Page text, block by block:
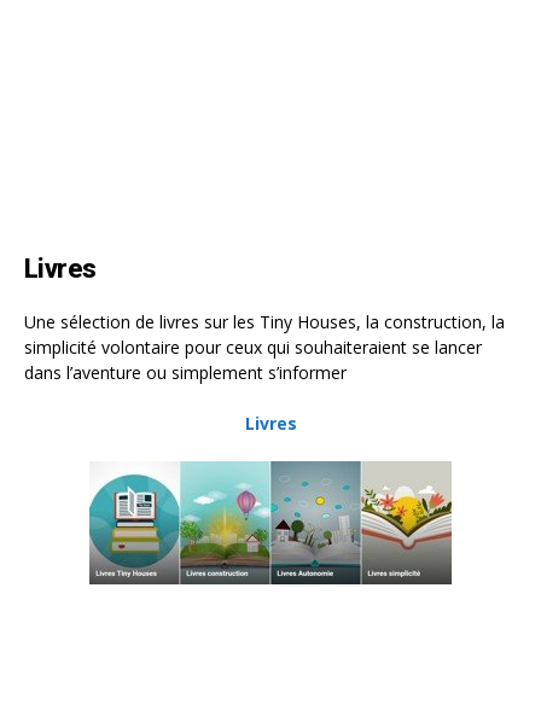
Livres
Une sélection de livres sur les Tiny Houses, la construction, la
simplicité volontaire pour ceux qui souhaiteraient se lancer
dans l’aventure ou simplement s’informer
Livres